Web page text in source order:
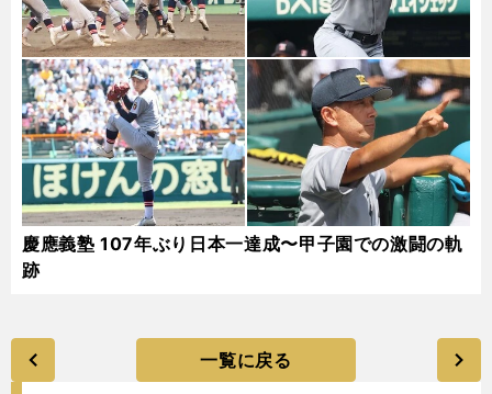
慶應義塾 107年ぶり日本一達成〜甲子園での激闘の軌
跡
一覧に戻る